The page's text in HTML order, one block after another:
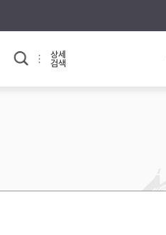
교과 연동 자료
상세
검색